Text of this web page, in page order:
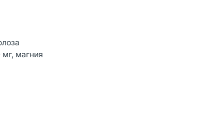
магния